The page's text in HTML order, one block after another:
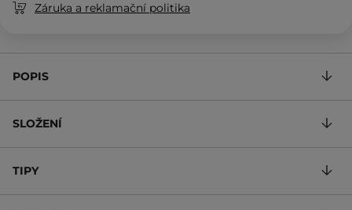
Záruka a reklamační politika
POPIS
SLOŽENÍ
TIPY